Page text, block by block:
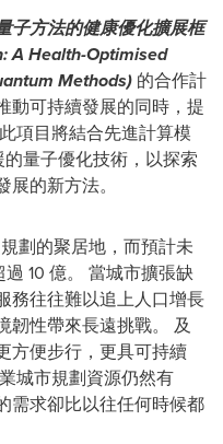
子方法的健康優化擴展框
A Health-Optimised
Methods) 的合作計
動可持續發展的同時，提
項目將結合先進計算模
量子優化技術，以探索
的新方法。
劃的聚居地，而預計未
10 億。 當城市擴張缺
務往往難以追上人口增長
韌性帶來長遠挑戰。 及
方便步行，更具可持續
城市規劃資源仍然有
需求卻比以往任何時候都